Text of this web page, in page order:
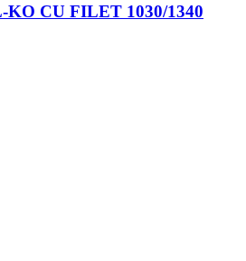
CU FILET 1030/1340